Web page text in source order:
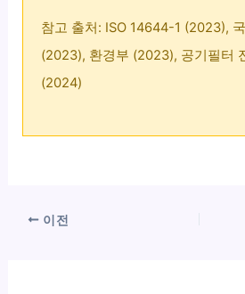
참고 출처: ISO 14644-1 (2023),
(2023), 환경부 (2023), 공기필터
(2024)
이전